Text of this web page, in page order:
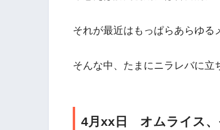
それが最近はもっぱらあらゆる
そんな中、たまにニラレバに立
4月xx日 オムライス、